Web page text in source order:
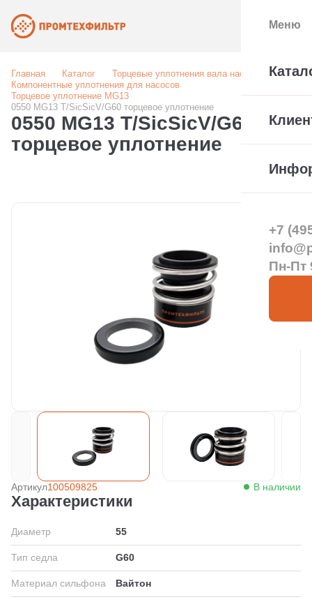
Главная Каталог
Торцевые уплотнения вала насоса
Компонентные уплотнения для насосов
Торцевое уплотнение MG13
0550 MG13 T/SicSicV/G60 торцевое уплотнение
0550 MG13 T/SicSicV/G60
торцевое уплотнение
Артикул100509825 В наличии
Характеристики
Диаметр 55
Тип седла G60
Материал сильфона Вайтон
Меню
+7
Пн-Пт